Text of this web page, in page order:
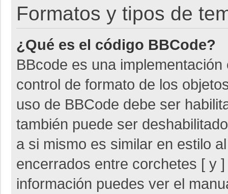
Formatos y tipos de
¿Qué es el código BBCode?
BBcode es una
control de formato de los
uso de BBCode debe ser
también puede ser
a si mismo es similar en estilo
encerrados entre corchetes [ y
información puedes ver el